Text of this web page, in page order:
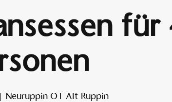
für
Neuruppin OT Alt Ruppin